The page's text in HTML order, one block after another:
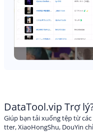
DataTool.vip Trợ
Giúp bạn tải xuống tệp từ
tter, XiaoHongShu, DouYin